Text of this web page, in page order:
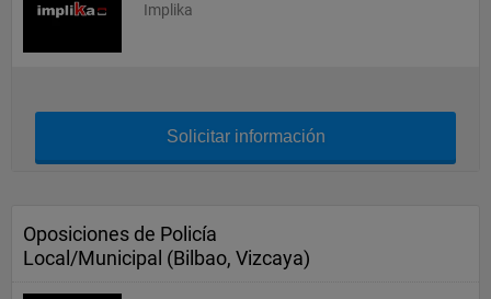
Implika
Solicitar información
Oposiciones de Policía
Local/Municipal (Bilbao, Vizcaya)